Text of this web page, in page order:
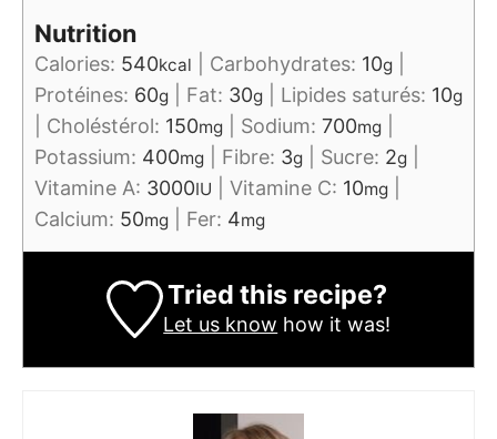
Nutrition
Calories: 540kcal Carbohydrates: 10g
Protéines: 60g Fat: 30g Lipides saturés: 10g
Choléstérol: 150mg Sodium: 700mg
Potassium: 400mg Fibre: 3g Sucre: 2g
Vitamine A: 3000IU Vitamine C: 10mg
Calcium: 50mg Fer: 4mg
Tried this recipe?
Let us know how it was!